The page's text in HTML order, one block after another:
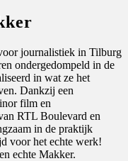
journalistiek in Tilburg
ondergedompeld in de
in wat ze het
Dankzij een
film en
RTL Boulevard en
in de praktijk
voor het echte werk!
echte Makker.